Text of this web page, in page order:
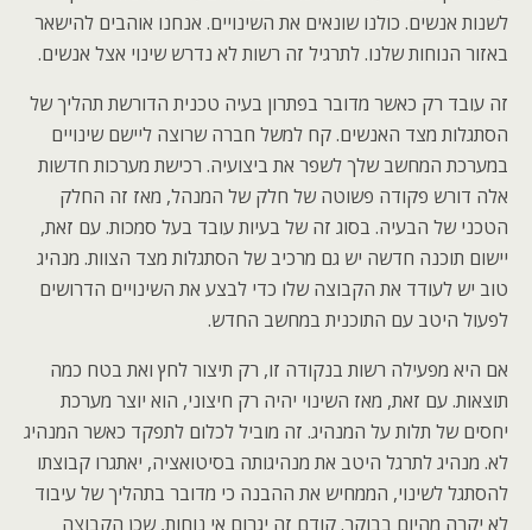
לשנות אנשים. כולנו שונאים את השינויים. אנחנו אוהבים להישאר
באזור הנוחות שלנו. לתרגיל זה רשות לא נדרש שינוי אצל אנשים.
זה עובד רק כאשר מדובר בפתרון בעיה טכנית הדורשת תהליך של
הסתגלות מצד האנשים. קח למשל חברה שרוצה ליישם שינויים
במערכת המחשב שלך לשפר את ביצועיה. רכישת מערכות חדשות
אלה דורש פקודה פשוטה של חלק של המנהל, מאז זה החלק
הטכני של הבעיה. בסוג זה של בעיות עובד בעל סמכות. עם זאת,
יישום תוכנה חדשה יש גם מרכיב של הסתגלות מצד הצוות. מנהיג
טוב יש לעודד את הקבוצה שלו כדי לבצע את השינויים הדרושים
לפעול היטב עם התוכנית במחשב החדש.
אם היא מפעילה רשות בנקודה זו, רק תיצור לחץ ואת בטח כמה
תוצאות. עם זאת, מאז השינוי יהיה רק חיצוני, הוא יוצר מערכת
יחסים של תלות על המנהיג. זה מוביל לכלום לתפקד כאשר המנהיג
לא. מנהיג לתרגל היטב את מנהיגותה בסיטואציה, יאתגרו קבוצתו
להסתגל לשינוי, הממחיש את ההבנה כי מדובר בתהליך של עיבוד
לא יקרה מהיום בבוקר. קודם זה יגרום אי נוחות, שכן הקבוצה